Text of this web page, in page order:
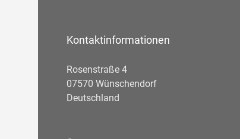
Kontaktinformationen
Rosenstraße 4
07570 Wünschendorf
Deutschland